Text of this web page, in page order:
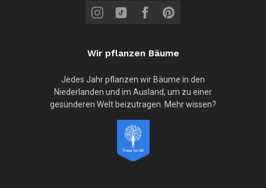
Wir pflanzen Bäume
Jedes Jahr pflanzen wir Bäume in den
Niederlanden und im Ausland, um zu einer
gesünderen Welt beizutragen. Mehr wissen?